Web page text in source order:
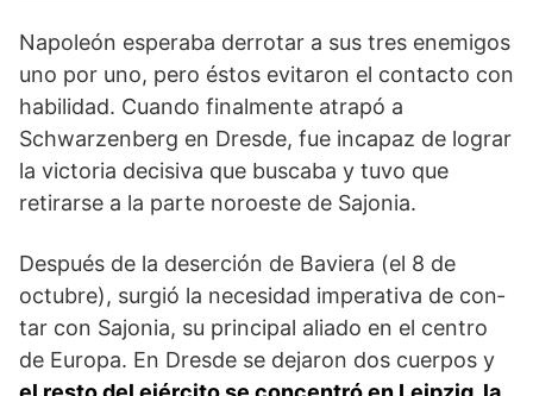
Napoleón esperaba derrotar a sus tres enemigos
uno por uno, pero éstos evitaron el contacto con
ha­bilidad. Cuando finalmente atrapó a
Schwarzenberg en Dresde, fue incapaz de lograr
la victoria decisiva que buscaba y tuvo que
retirarse a la parte noroeste de Sajonia.
Después de la deserción de Baviera (el 8 de
octubre), surgió la necesidad imperativa de con­
tar con Sajonia, su principal aliado en el centro
de Europa. En Dresde se dejaron dos cuerpos y